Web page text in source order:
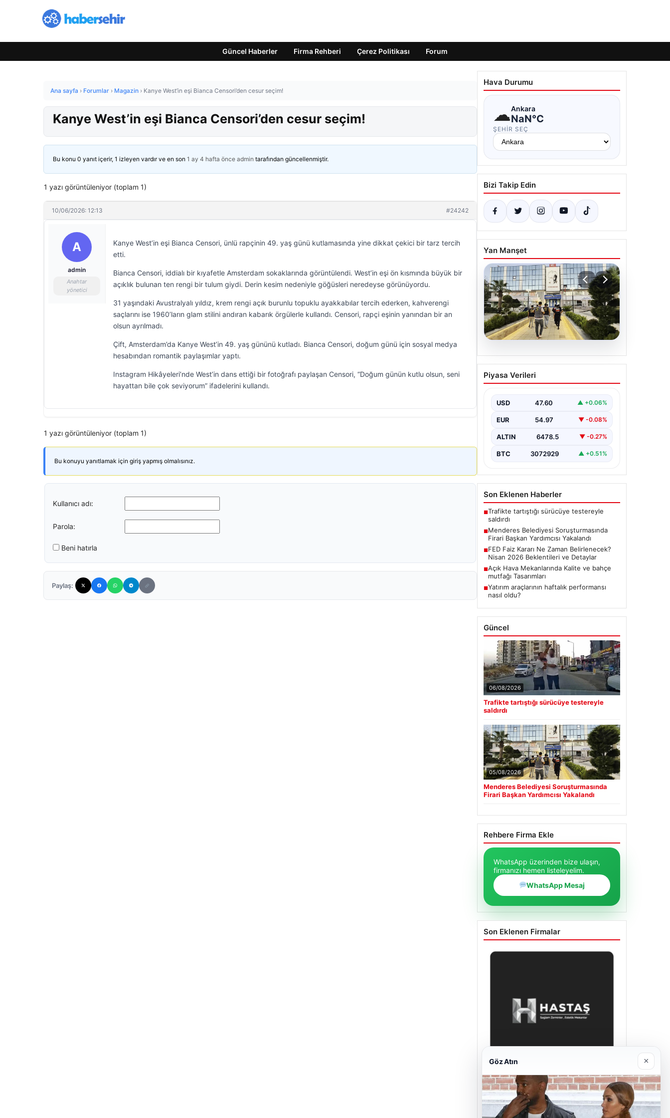
Güncel Haberler Firma Rehberi Çerez Politikası Forum
Ana sayfa › Forumlar › Magazin › Kanye West’in eşi Bianca Censori’den cesur seçim!
Kanye West’in eşi Bianca Censori’den cesur seçim!
Bu konu 0 yanıt içerir, 1 izleyen vardır ve en son 1 ay 4 hafta önce admin tarafından güncellenmiştir.
1 yazı görüntüleniyor (toplam 1)
10/06/2026: 12:13 #24242
A
admin
Anahtar
yönetici
Kanye West’in eşi Bianca Censori, ünlü rapçinin 49. yaş günü kutlamasında yine dikkat çekici bir tarz tercih
etti.
Bianca Censori, iddialı bir kıyafetle Amsterdam sokaklarında görüntülendi. West’in eşi ön kısmında büyük bir
açıklık bulunan ten rengi bir tulum giydi. Derin kesim nedeniyle göğüsleri neredeyse görünüyordu.
31 yaşındaki Avustralyalı yıldız, krem rengi açık burunlu topuklu ayakkabılar tercih ederken, kahverengi
saçlarını ise 1960’ların glam stilini andıran kabarık örgülerle kullandı. Censori, rapçi eşinin yanından bir an
olsun ayrılmadı.
Çift, Amsterdam’da Kanye West’in 49. yaş gününü kutladı. Bianca Censori, doğum günü için sosyal medya
hesabından romantik paylaşımlar yaptı.
Instagram Hikâyeleri’nde West’in dans ettiği bir fotoğrafı paylaşan Censori, “Doğum günün kutlu olsun, seni
hayattan bile çok seviyorum” ifadelerini kullandı.
1 yazı görüntüleniyor (toplam 1)
Bu konuyu yanıtlamak için giriş yapmış olmalısınız.
Kullanıcı adı:
Parola:
Beni hatırla
Paylaş:
Hava Durumu
☁Ankara
NaN°C
ŞEHIR SEÇ
Bizi Takip Edin
Yan Manşet
Menderes Belediyesi
Soruşturmasında Firari
Yakalandı
İzmir'in Menderes ilçesinde
yürütülen geniş çaplı bir soruşturma
Yardımcısı Rüzgar Sönmez,…
Piyasa Verileri
USD 47.60 ▲ +0.06%
EUR 54.97 ▼ -0.08%
ALTIN 6478.5 ▼ -0.27%
BTC 3072929 ▲ +0.51%
Son Eklenen Haberler
■Trafikte tartıştığı sürücüye testereyle
saldırdı
■Menderes Belediyesi Soruşturmasında
Firari Başkan Yardımcısı Yakalandı
■FED Faiz Kararı Ne Zaman Belirlenecek?
Nisan 2026 Beklentileri ve Detaylar
■Açık Hava Mekanlarında Kalite ve bahçe
mutfağı Tasarımları
■Yatırım araçlarının haftalık performansı
nasıl oldu?
Güncel
06/08/2026
Trafikte tartıştığı sürücüye testereyle
saldırdı
05/08/2026
Menderes Belediyesi Soruşturmasında
Firari Başkan Yardımcısı Yakalandı
Rehbere Firma Ekle
WhatsApp üzerinden bize ulaşın,
firmanızı hemen listeleyelim.
WhatsApp Mesaj
Son Eklenen Firmalar
Hastaş Beton
26/05/2026
Göz Atın ×